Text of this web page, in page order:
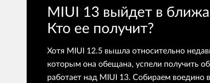
MIUI 13 выйдет в
Кто ее получит?
Хотя MIUI 12.5 вышла относительно
которым она обещана, успели получить
работает над MIUI 13. Собираем воедино